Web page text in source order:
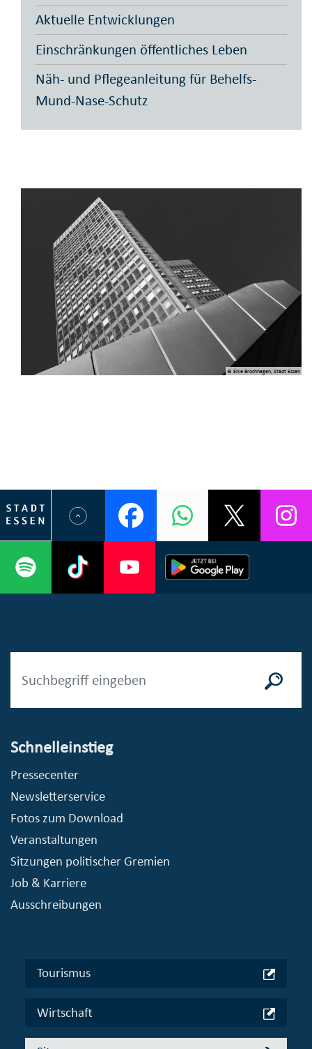
Aktuelle Entwicklungen
Einschränkungen öffentliches Leben
Näh- und Pflegeanleitung für Behelfs-
Mund-Nase-Schutz
© Elke Brochhagen, Stadt Essen
Schnelleinstieg
Pressecenter
Newsletterservice
Fotos zum Download
Veranstaltungen
Sitzungen politischer Gremien
Job & Karriere
Ausschreibungen
Tourismus
Wirtschaft